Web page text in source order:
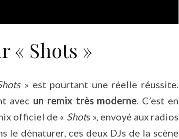
« Shots »
» est pourtant une réelle réussite.
avec un remix très moderne. C’est en
officiel de « Shots », envoyé aux radios
dénaturer, ces deux DJs de la scène